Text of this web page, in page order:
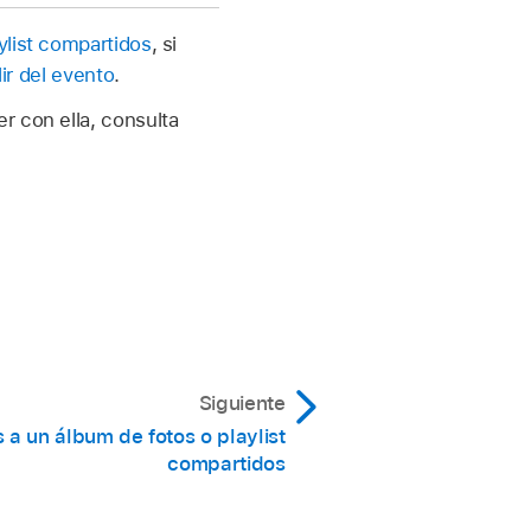
compartidos, si
del evento.
con ella, consulta
Siguiente
a un álbum de fotos o playlist
compartidos